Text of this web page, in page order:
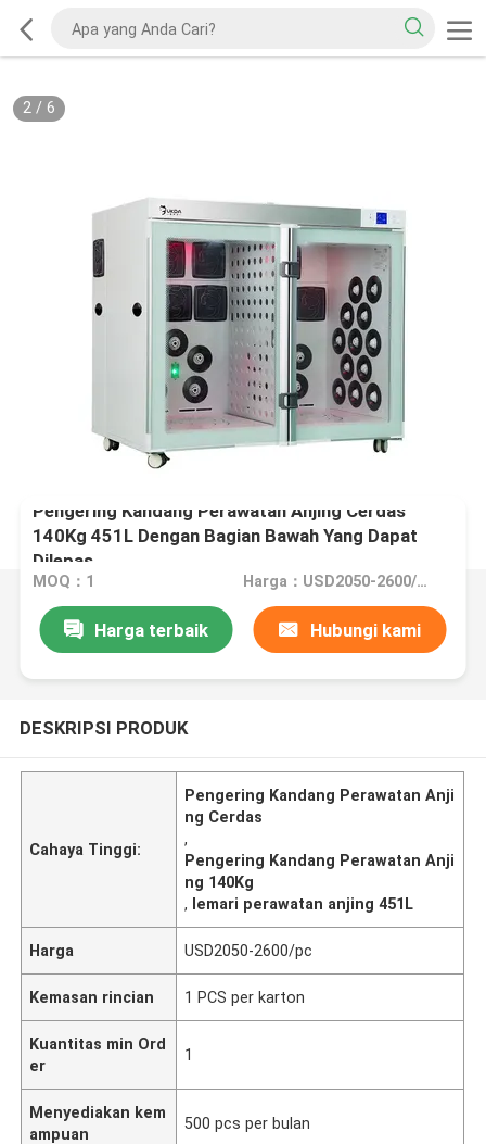
2/ 6
Pengering Kandang Perawatan Anjing Cerdas
140Kg 451L Dengan Bagian Bawah Yang Dapat
Dilepas
MOQ：1 Harga：USD2050-2600/pc
Harga terbaik Hubungi kami
DESKRIPSI PRODUK
Cahaya Tinggi:
Pengering Kandang Perawatan Anji
ng Cerdas
,
Pengering Kandang Perawatan Anji
ng 140Kg
, lemari perawatan anjing 451L
Harga USD2050-2600/pc
Kemasan rincian 1 PCS per karton
Kuantitas min Ord
er
1
Menyediakan kem
ampuan
500 pcs per bulan